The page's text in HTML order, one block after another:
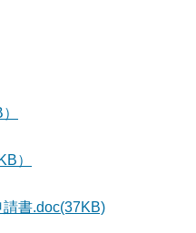
）
書.doc(37KB)